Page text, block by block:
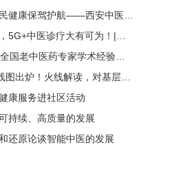
——西安中医脑病医院为外籍患者服务纪实
诊疗大有可为！|谷医堂科技中医
家学术经验继承工作指导老师（附名单）
火线解读，对基层医生有哪些利好？
康服务进社区活动
持续、高质量的发展
还原论谈智能中医的发展